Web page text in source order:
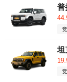
普
坦